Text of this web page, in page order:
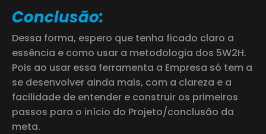
Conclusão:
Dessa forma, espero que tenha ficado claro a
essência e como usar a metodologia dos 5W2H.
Pois ao usar essa ferramenta a Empresa só tem a
se desenvolver ainda mais, com a clareza e a
facilidade de entender e construir os primeiros
passos para o início do Projeto/conclusão da
meta.